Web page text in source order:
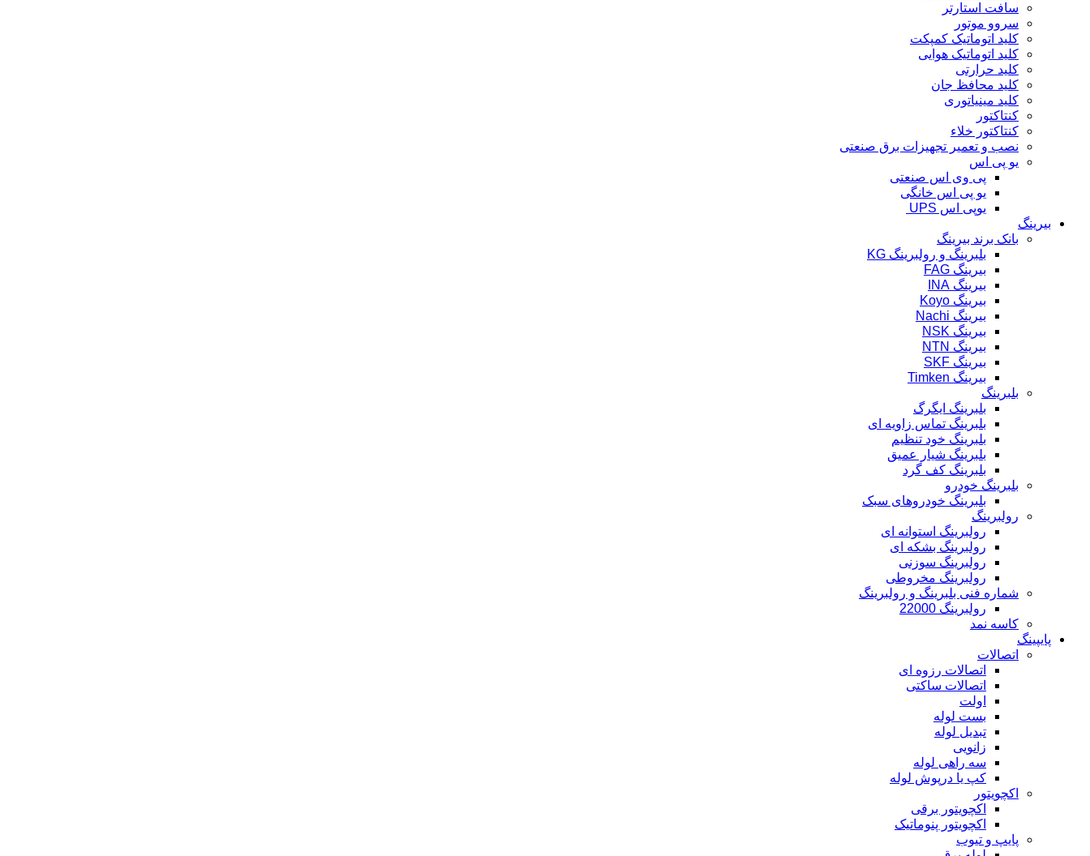
سافت استارتر
سروو موتور
کلید اتوماتیک کمپکت
کلید اتوماتیک هوایی
کلید حرارتی
کلید محافظ جان
کلید مینیاتوری
کنتاکتور
کنتاکتور خلاء
نصب و تعمیر تجهیزات برق صنعتی
یو پی اس
پی وی اس صنعتی
یو پی اس خانگی
یوپی اس UPS
بیرینگ
بانک برند بیرینگ
بلبرینگ و رولبرینگ KG
بیرینگ FAG
بیرینگ INA
بیرینگ Koyo
بیرینگ Nachi
بیرینگ NSK
بیرینگ NTN
بیرینگ SKF
بیرینگ Timken
بلبرینگ
بلبرینگ ایگرگ
بلبرینگ تماس زاویه ای
بلبرینگ خود تنظیم
بلبرینگ شیار عمیق
بلبرینگ کف گرد
بلبرینگ خودرو
بلبرینگ خودروهای سبک
رولبرینگ
رولبرینگ استوانه ای
رولبرینگ بشکه ای
رولبرینگ سوزنی
رولبرینگ مخروطی
شماره فنی بلبرینگ و رولبرینگ
رولبرینگ 22000
کاسه نمد
پایپینگ
اتصالات
اتصالات رزوه ای
اتصالات ساکتی
اولت
بست لوله
تبدیل لوله
زانویی
سه راهی لوله
کپ یا درپوش لوله
اکچویتور
اکچویتور برقی
اکچویتور پنوماتیک
پایپ و تیوب